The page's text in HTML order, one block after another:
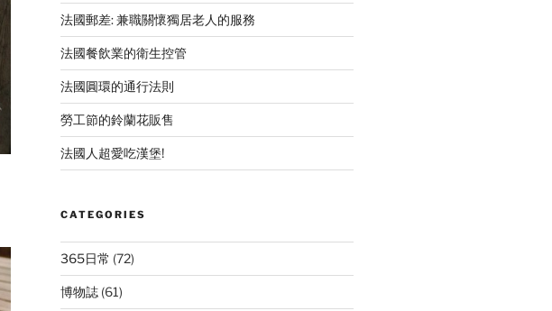
法國郵差: 兼職關懷獨居老人的服務
法國餐飲業的衛生控管
法國圓環的通行法則
勞工節的鈴蘭花販售
法國人超愛吃漢堡!
CATEGORIES
365日常 (72)
博物誌(61)